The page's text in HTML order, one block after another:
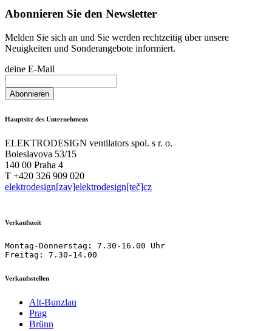
Abonnieren Sie den Newsletter
Melden Sie sich an und Sie werden rechtzeitig über unsere
Neuigkeiten und Sonderangebote informiert.
deine E-Mail
Hauptsitz des Unternehmens
ELEKTRODESIGN ventilators spol. s r. o.
Boleslavova 53/15
140 00 Praha 4
T +420 326 909 020
elektrodesign[zav]elektrodesign[teč]cz
Verkaufszeit
Montag-Donnerstag: 7.30-16.00 Uhr
Freitag: 7.30-14.00
Verkaufsstellen
Alt-Bunzlau
Prag
Brünn